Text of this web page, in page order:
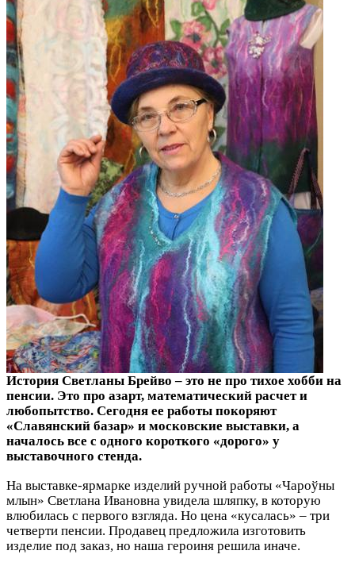
История Светланы Брейво – это не про тихое хобби на
пенсии. Это про азарт, математический расчет и
любопытство. Сегодня ее работы покоряют
«Славянский базар» и московские выставки, а
началось все с одного короткого «дорого» у
выставочного стенда.
На выставке-ярмарке изделий ручной работы «Чароўны
млын» Светлана Ивановна увидела шляпку, в которую
влюбилась с первого взгляда. Но цена «кусалась» – три
четверти пенсии. Продавец предложила изготовить
изделие под заказ, но наша героиня решила иначе.